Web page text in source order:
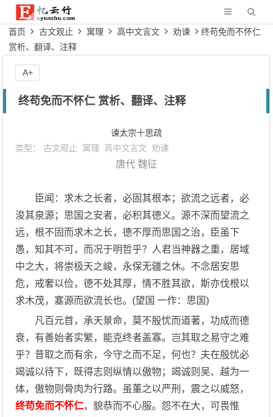
首页 古文观止 寓理 高中文言文 劝谏
终苟免而不怀仁
赏析、翻译、注释
终苟免而不怀仁 赏析、翻译、注释
谏太宗十思疏
类型： 古文观止 寓理 高中文言文 劝谏
唐代 魏征
臣闻：求木之长者，必固其根本；欲流之远者，必
浚其泉源；思国之安者，必积其德义。源不深而望流之
远，根不固而求木之长，德不厚而思国之治，臣虽下
愚，知其不可，而况于明哲乎？人君当神器之重，居域
中之大，将崇极天之峻，永保无疆之休。不念居安思
危，戒奢以俭，德不处其厚，情不胜其欲，斯亦伐根以
求木茂，塞源而欲流长也。(望国 一作：思国)
凡百元首，承天景命，莫不殷忧而道著，功成而德
衰，有善始者实繁，能克终者盖寡。岂其取之易守之难
乎？昔取之而有余，今守之而不足，何也？夫在殷忧必
竭诚以待下，既得志则纵情以傲物；竭诚则吴、越为一
体，傲物则骨肉为行路。虽董之以严刑，震之以威怒，
终苟免而不怀仁，貌恭而不心服。怨不在大，可畏惟
A+